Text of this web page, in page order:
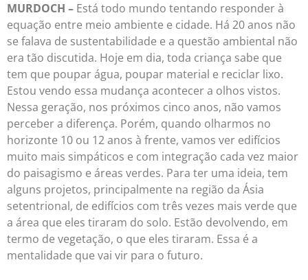
MURDOCH – Está todo mundo tentando responder à
equação entre meio ambiente e cidade. Há 20 anos não
se falava de sustentabilidade e a questão ambiental não
era tão discutida. Hoje em dia, toda criança sabe que
tem que poupar água, poupar material e reciclar lixo.
Estou vendo essa mudança acontecer a olhos vistos.
Nessa geração, nos próximos cinco anos, não vamos
perceber a diferença. Porém, quando olharmos no
horizonte 10 ou 12 anos à frente, vamos ver edifícios
muito mais simpáticos e com integração cada vez maior
do paisagismo e áreas verdes. Para ter uma ideia, tem
alguns projetos, principalmente na região da Ásia
setentrional, de edifícios com três vezes mais verde que
a área que eles tiraram do solo. Estão devolvendo, em
termo de vegetação, o que eles tiraram. Essa é a
mentalidade que vai vir para o futuro.